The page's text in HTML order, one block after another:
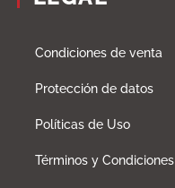
Condiciones de venta
Protección de datos
Políticas de Uso
Términos y Condiciones